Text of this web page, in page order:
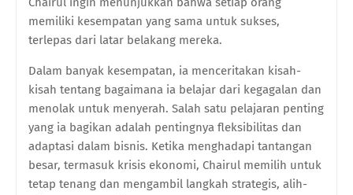
memiliki kesempatan yang sama untuk sukses,
terlepas dari latar belakang mereka.
Dalam banyak kesempatan, ia menceritakan kisah-
kisah tentang bagaimana ia belajar dari kegagalan dan
menolak untuk menyerah. Salah satu pelajaran penting
yang ia bagikan adalah pentingnya fleksibilitas dan
adaptasi dalam bisnis. Ketika menghadapi tantangan
besar, termasuk krisis ekonomi, Chairul memilih untuk
tetap tenang dan mengambil langkah strategis, alih-